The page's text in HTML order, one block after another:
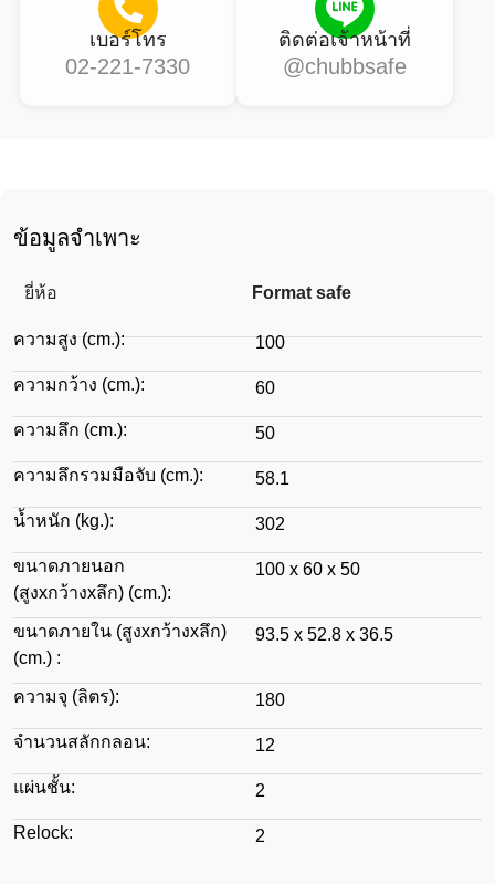
เบอร์โทร
02-221-7330
ติดต่อเจ้าหน้าที่
@chubbsafe
ข้อมูลจำเพาะ
ยี่ห้อ Format safe
ความสูง (cm.): 100
ความกว้าง (cm.): 60
ความลึก (cm.): 50
ความลึกรวมมือจับ (cm.): 58.1
น้ำหนัก (kg.): 302
ขนาดภายนอก
(สูงxกว้างxลึก) (cm.):
100 x 60 x 50
ขนาดภายใน (สูงxกว้างxลึก)
(cm.) :
93.5 x 52.8 x 36.5
ความจุ (ลิตร): 180
จำนวนสลักกลอน: 12
แผ่นชั้น: 2
Relock: 2